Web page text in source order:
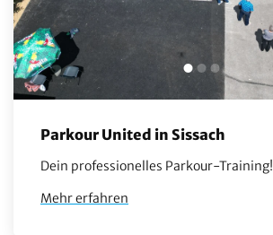
Parkour United in Sissach
Dein professionelles Parkour-Training!
Mehr erfahren